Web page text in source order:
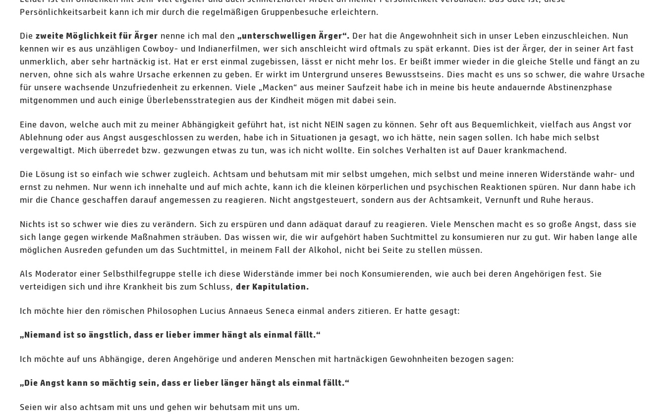
Persönlichkeitsarbeit kann ich mir durch die regelmäßigen Gruppenbesuche erleichtern.
Die zweite Möglichkeit für Ärger nenne ich mal den „unterschwelligen Ärger“. Der hat die Angewohnheit sich in unser Leben einzuschleichen. Nun
kennen wir es aus unzähligen Cowboy- und Indianerfilmen, wer sich anschleicht wird oftmals zu spät erkannt. Dies ist der Ärger, der in seiner Art fast
unmerklich, aber sehr hartnäckig ist. Hat er erst einmal zugebissen, lässt er nicht mehr los. Er beißt immer wieder in die gleiche Stelle und fängt an zu
nerven, ohne sich als wahre Ursache erkennen zu geben. Er wirkt im Untergrund unseres Bewusstseins. Dies macht es uns so schwer, die wahre Ursache
für unsere wachsende Unzufriedenheit zu erkennen. Viele „Macken“ aus meiner Saufzeit habe ich in meine bis heute andauernde Abstinenzphase
mitgenommen und auch einige Überlebensstrategien aus der Kindheit mögen mit dabei sein.
Eine davon, welche auch mit zu meiner Abhängigkeit geführt hat, ist nicht NEIN sagen zu können. Sehr oft aus Bequemlichkeit, vielfach aus Angst vor
Ablehnung oder aus Angst ausgeschlossen zu werden, habe ich in Situationen ja gesagt, wo ich hätte, nein sagen sollen. Ich habe mich selbst
vergewaltigt. Mich überredet bzw. gezwungen etwas zu tun, was ich nicht wollte. Ein solches Verhalten ist auf Dauer krankmachend.
Die Lösung ist so einfach wie schwer zugleich. Achtsam und behutsam mit mir selbst umgehen, mich selbst und meine inneren Widerstände wahr- und
ernst zu nehmen. Nur wenn ich innehalte und auf mich achte, kann ich die kleinen körperlichen und psychischen Reaktionen spüren. Nur dann habe ich
mir die Chance geschaffen darauf angemessen zu reagieren. Nicht angstgesteuert, sondern aus der Achtsamkeit, Vernunft und Ruhe heraus.
Nichts ist so schwer wie dies zu verändern. Sich zu erspüren und dann adäquat darauf zu reagieren. Viele Menschen macht es so große Angst, dass sie
sich lange gegen wirkende Maßnahmen sträuben. Das wissen wir, die wir aufgehört haben Suchtmittel zu konsumieren nur zu gut. Wir haben lange alle
möglichen Ausreden gefunden um das Suchtmittel, in meinem Fall der Alkohol, nicht bei Seite zu stellen müssen.
Als Moderator einer Selbsthilfegruppe stelle ich diese Widerstände immer bei noch Konsumierenden, wie auch bei deren Angehörigen fest. Sie
verteidigen sich und ihre Krankheit bis zum Schluss, der Kapitulation.
Ich möchte hier den römischen Philosophen Lucius Annaeus Seneca einmal anders zitieren. Er hatte gesagt:
„Niemand ist so ängstlich, dass er lieber immer hängt als einmal fällt.“
Ich möchte auf uns Abhängige, deren Angehörige und anderen Menschen mit hartnäckigen Gewohnheiten bezogen sagen:
„Die Angst kann so mächtig sein, dass er lieber länger hängt als einmal fällt.“
Seien wir also achtsam mit uns und gehen wir behutsam mit uns um.